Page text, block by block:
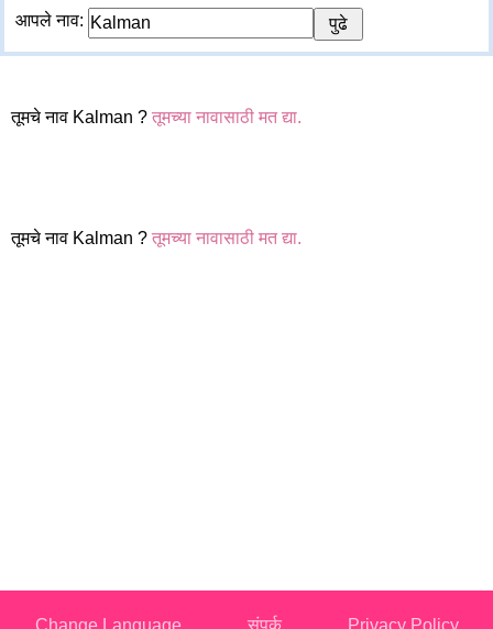
आपले नाव:
तूमचे नाव Kalman ? तूमच्या नावासाठी मत द्या.
तूमचे नाव Kalman ? तूमच्या नावासाठी मत द्या.
Change Language संपर्क Privacy Policy